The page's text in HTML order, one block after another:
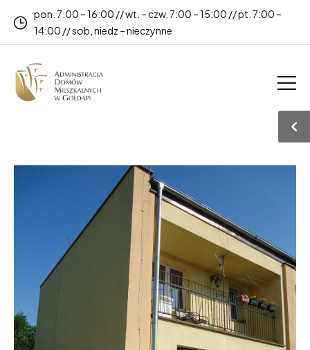
pon. 7:00 – 16:00 // wt. – czw. 7:00 – 15:00 // pt. 7:00 –
14:00 // sob, niedz – nieczynne